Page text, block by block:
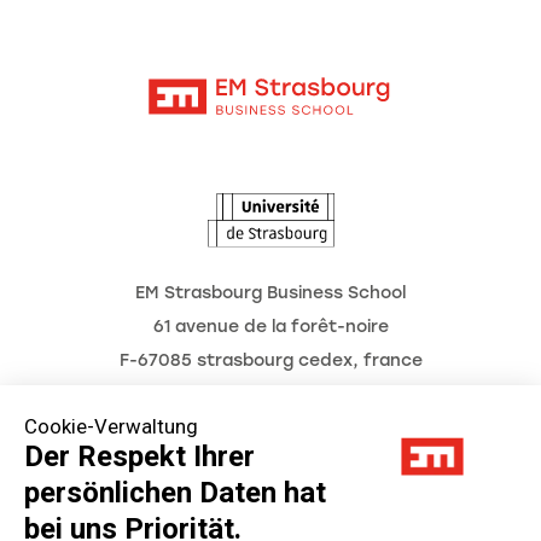
Cookie-Verwaltung
Der Respekt Ihrer
persönlichen Daten hat
bei uns Priorität.
EM Strasbourg Business School
61 avenue de la forêt-noire
F-67085 strasbourg cedex, france
Impressum